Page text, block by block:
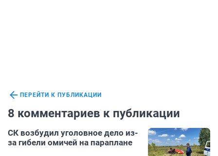
ПЕРЕЙТИ К ПУБЛИКАЦИИ
8 комментариев к публикации
СК возбудил уголовное дело из-
за гибели омичей на параплане